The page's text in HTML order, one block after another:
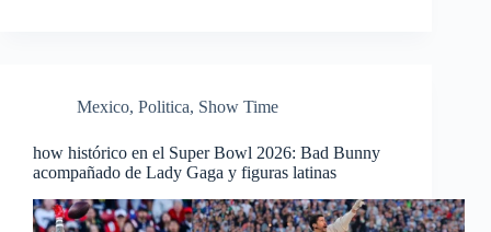
Mexico, Politica, Show Time
how histórico en el Super Bowl 2026: Bad Bunny
acompañado de Lady Gaga y figuras latinas